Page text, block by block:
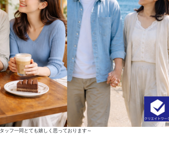
ッフ一同とても嬉しく思っております～